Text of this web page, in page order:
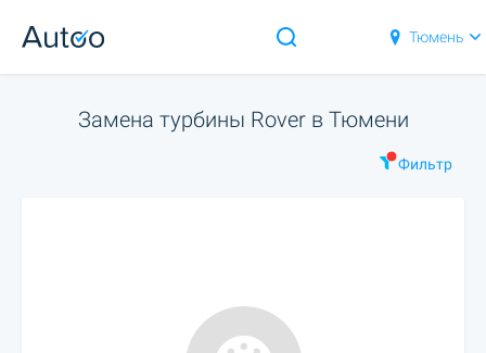
Тюмень
Замена турбины Rover в Тюмени
Фильтр